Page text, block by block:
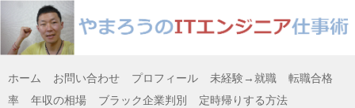
ホーム お問い合わせ プロフィール 未経験→就職
転職合格
率
年収の相場 ブラック企業判別 定時帰りする方法